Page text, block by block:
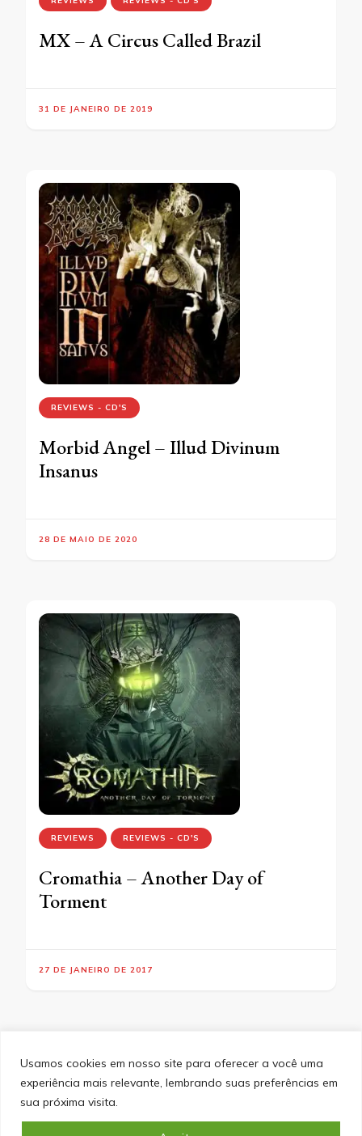
Usamos cookies em nosso site para oferecer a você uma
experiência mais relevante, lembrando suas preferências em
sua próxima visita.
MX – A Circus Called Brazil
31 DE JANEIRO DE 2019
REVIEWS - CD'S
Morbid Angel – Illud Divinum
Insanus
28 DE MAIO DE 2020
REVIEWS REVIEWS - CD'S
Cromathia – Another Day of
Torment
27 DE JANEIRO DE 2017
SITEMAP POLÍTICA DE PRIVACIDADE
EQUIPE